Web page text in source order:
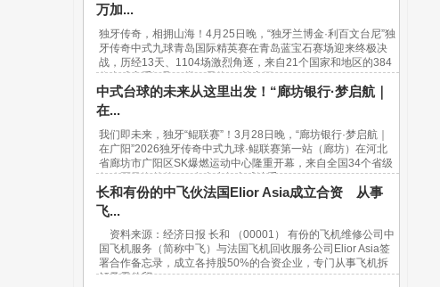
万加...
独牙传奇，相拥山海！4月25日晚，“独牙兰博金·利百文台尼”独
牙传奇中式九球青岛国际精英赛在青岛蓝宝石赛场迎来终极决
战，历经13天、1104场激烈角逐，来自21个国家和地区的384
位台球高手汇聚一堂，最终，“软塞王...
中式台球的未来从这里出发！“廊坊银行·梦启航｜
在...
我们即未来，独牙“鲲联赛”！3月28日晚，“廊坊银行·梦启航｜
在广阳”2026独牙传奇中式九球·鲲联赛第一站（廊坊）在河北
省廊坊市广阳区SK爆燃运动中心隆重开幕，来自全国34个省级
行政区及海外的940名青少年台球选手...
长和有份的中飞伙法国Elior Asia成立合资 从事
飞...
资料来源：经济日报 长和 （00001） 有份的飞机维修公司中
国飞机服务（简称中飞）与法国飞机回收服务公司Elior Asia签
署合作备忘录，成立各持股50%的合资企业，专门从事飞机拆
解及零件贸...